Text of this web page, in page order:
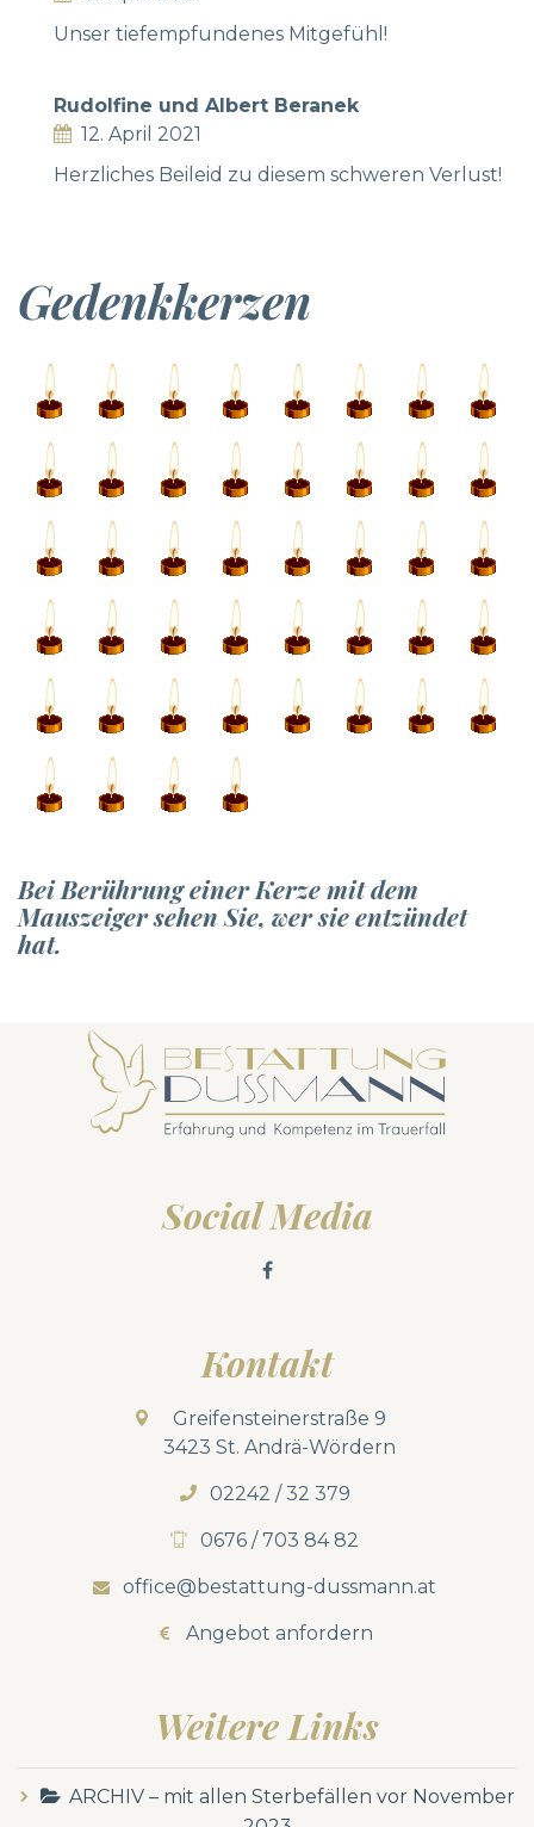
Unser tiefempfundenes Mitgefühl!
Rudolfine und Albert Beranek
12. April 2021
Herzliches Beileid zu diesem schweren Verlust!
Gedenkkerzen
Bei Berührung einer Kerze mit dem
Mauszeiger sehen Sie, wer sie entzündet
hat.
Social Media
Kontakt
Greifensteinerstraße 9
3423 St. Andrä-Wördern
02242 / 32 379
0676 / 703 84 82
office@bestattung-dussmann.at
Angebot anfordern
Weitere Links
ARCHIV – mit allen Sterbefällen vor November